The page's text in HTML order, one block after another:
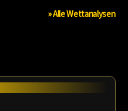
» Alle Wettanalysen